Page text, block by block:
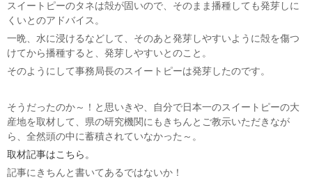
スイートピーのタネは殻が固いので、そのまま播種しても発芽しに
くいとのアドバイス。
一晩、水に浸けるなどして、そのあと発芽しやすいように殻を傷つ
けてから播種すると、発芽しやすいとのこと。
そのようにして事務局長のスイートピーは発芽したのです。
そうだったのか～！と思いきや、自分で日本一のスイートピーの大
産地を取材して、県の研究機関にもきちんとご教示いただきなが
ら、全然頭の中に蓄積されていなかった～。
取材記事はこちら。
記事にきちんと書いてあるではないか！